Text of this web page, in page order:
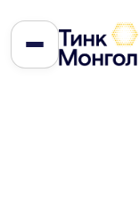
Эдийн
“эрэлд”